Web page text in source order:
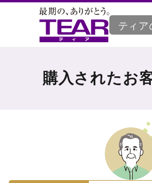
ティ
購入されたお